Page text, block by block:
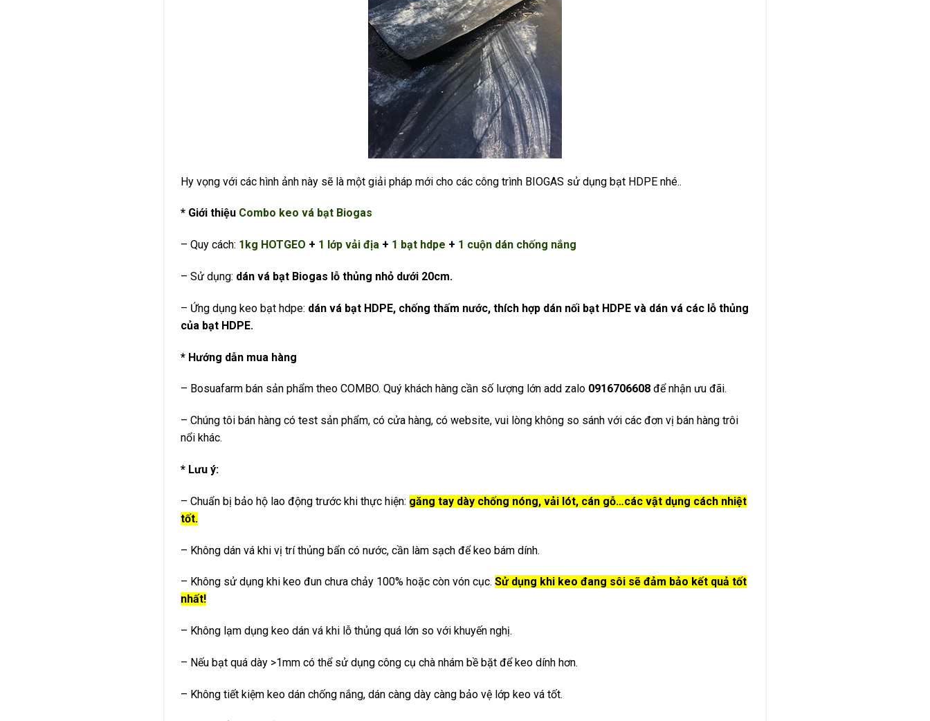
Hy vọng với các hình ảnh này sẽ là một giải pháp mới cho các công trình BIOGAS sử dụng bạt HDPE nhé..
* Giới thiệu Combo keo vá bạt Biogas
– Quy cách: 1kg HOTGEO + 1 lớp vải địa + 1 bạt hdpe + 1 cuộn dán chống nắng
– Sử dụng: dán vá bạt Biogas lỗ thủng nhỏ dưới 20cm.
– Ứng dụng keo bạt hdpe: dán vá bạt HDPE, chống thấm nước, thích hợp dán nối bạt HDPE và dán vá các lỗ thủng
của bạt HDPE.
* Hướng dẫn mua hàng
– Bosuafarm bán sản phẩm theo COMBO. Quý khách hàng cần số lượng lớn add zalo 0916706608 để nhận ưu đãi.
– Chúng tôi bán hàng có test sản phẩm, có cửa hàng, có website, vui lòng không so sánh với các đơn vị bán hàng trôi
nổi khác.
* Lưu ý:
– Chuẩn bị bảo hộ lao động trước khi thực hiện: găng tay dày chống nóng, vải lót, cán gỗ…các vật dụng cách nhiệt
tốt.
– Không dán vá khi vị trí thủng bẩn có nước, cần làm sạch để keo bám dính.
– Không sử dụng khi keo đun chưa chảy 100% hoặc còn vón cục. Sử dụng khi keo đang sôi sẽ đảm bảo kết quả tốt
nhất!
– Không lạm dụng keo dán vá khi lỗ thủng quá lớn so với khuyến nghị.
– Nếu bạt quá dày >1mm có thể sử dụng công cụ chà nhám bề bặt để keo dính hơn.
– Không tiết kiệm keo dán chống nắng, dán càng dày càng bảo vệ lớp keo vá tốt.